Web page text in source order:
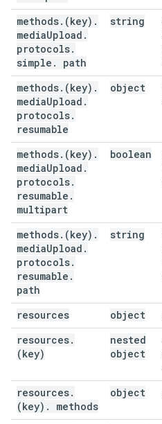
methods. (key) .
mediaUpload .
protocols.
simple . path
string
methods. (key) .
mediaUpload .
protocols.
resumable
object
methods. (key) .
mediaUpload .
protocols.
resumable .
multipart
boolean
methods. (key) .
mediaUpload .
protocols.
resumable .
path
string
resources object
resources.
(key)
nested
object
resources.
(key) . methods
object